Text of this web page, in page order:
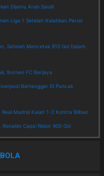
Dijamu Arab Saudi
Liga 1 Setelah Kalahkan Persis
Setelah Mencetak 910 Gol Dalam
Borneo FC Berjaya
Bertengger Di Puncak
Real Madrid Kalah 1-2 Kontra Bilbao
Capai Rekor 900 Gol